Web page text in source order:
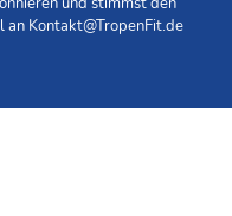
an Kontakt@TropenFit.de